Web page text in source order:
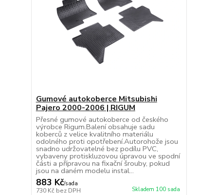
Gumové autokoberce Mitsubishi
Pajero 2000-2006 | RIGUM
Přesné gumové autokoberce od českého
výrobce Rigum.Balení obsahuje sadu
koberců z velice kvalitního materiálu
odolného proti opotřebení.Autorohože jsou
snadno udržovatelné bez podílu PVC,
vybaveny protiskluzovou úpravou ve spodní
části a přípravou na fixační šrouby, pokud
jsou na daném modelu instal...
883 Kč/sada
730 Kč bez DPH Skladem 100 sada